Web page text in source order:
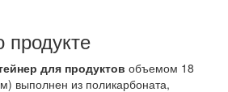
для продуктов объемом 18
выполнен из поликарбоната,